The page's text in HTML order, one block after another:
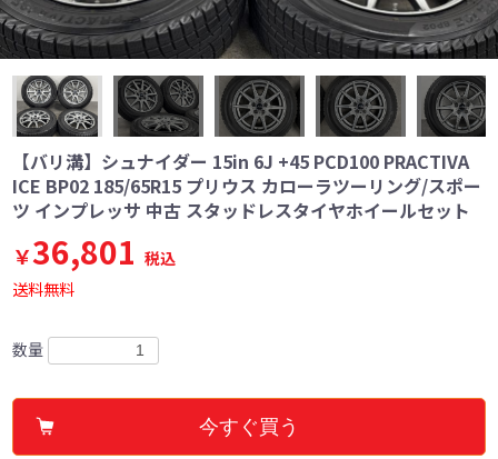
【バリ溝】シュナイダー 15in 6J +45 PCD100 PRACTIVA
ICE BP02 185/65R15 プリウス カローラツーリング/スポー
ツ インプレッサ 中古 スタッドレスタイヤホイールセット
￥36,801 税込
送料無料
数量
今すぐ買う